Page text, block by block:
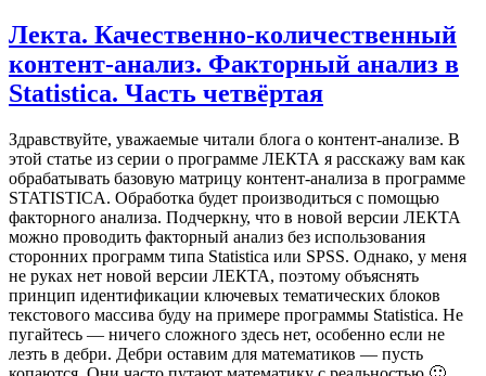
Лекта. Качественно-количественный
контент-анализ. Факторный анализ в
Statistica. Часть четвёртая
Здравствуйте, уважаемые читали блога о контент-анализе. В
этой статье из серии о программе ЛЕКТА я расскажу вам как
обрабатывать базовую матрицу контент-анализа в программе
STATISTICA. Обработка будет производиться с помощью
факторного анализа. Подчеркну, что в новой версии ЛЕКТА
можно проводить факторный анализ без использования
сторонних программ типа Statistica или SPSS. Однако, у меня
не руках нет новой версии ЛЕКТА, поэтому объяснять
принцип идентификации ключевых тематических блоков
текстового массива буду на примере программы Statistica. Не
пугайтесь — ничего сложного здесь нет, особенно если не
лезть в дебри. Дебри оставим для математиков — пусть